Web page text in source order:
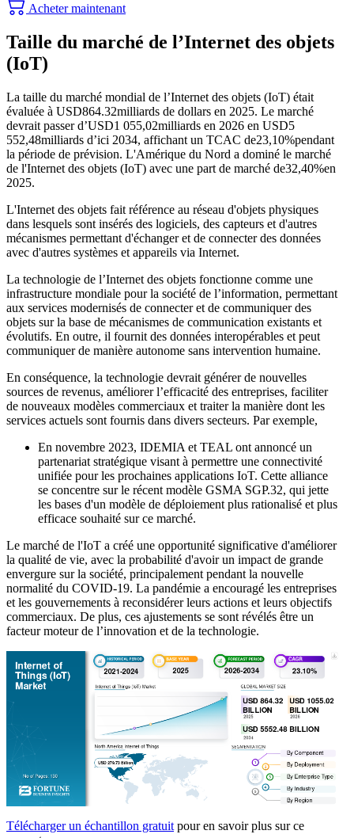
Acheter maintenant
Taille du marché de l’Internet des objets
(IoT)
La taille du marché mondial de l’Internet des objets (IoT) était
évaluée à USD864.32milliards de dollars en 2025. Le marché
devrait passer d’USD1 055,02milliards en 2026 en USD5
552,48milliards d’ici 2034, affichant un TCAC de23,10%pendant
la période de prévision. L'Amérique du Nord a dominé le marché
de l'Internet des objets (IoT) avec une part de marché de32,40%en
2025.
L'Internet des objets fait référence au réseau d'objets physiques
dans lesquels sont insérés des logiciels, des capteurs et d'autres
mécanismes permettant d'échanger et de connecter des données
avec d'autres systèmes et appareils via Internet.
La technologie de l’Internet des objets fonctionne comme une
infrastructure mondiale pour la société de l’information, permettant
aux services modernisés de connecter et de communiquer des
objets sur la base de mécanismes de communication existants et
évolutifs. En outre, il fournit des données interopérables et peut
communiquer de manière autonome sans intervention humaine.
En conséquence, la technologie devrait générer de nouvelles
sources de revenus, améliorer l’efficacité des entreprises, faciliter
de nouveaux modèles commerciaux et traiter la manière dont les
services actuels sont fournis dans divers secteurs. Par exemple,
En novembre 2023, IDEMIA et TEAL ont annoncé un
partenariat stratégique visant à permettre une connectivité
unifiée pour les prochaines applications IoT. Cette alliance
se concentre sur le récent modèle GSMA SGP.32, qui jette
les bases d'un modèle de déploiement plus rationalisé et plus
efficace souhaité sur ce marché.
Le marché de l'IoT a créé une opportunité significative d'améliorer
la qualité de vie, avec la probabilité d'avoir un impact de grande
envergure sur la société, principalement pendant la nouvelle
normalité du COVID-19. La pandémie a encouragé les entreprises
et les gouvernements à reconsidérer leurs actions et leurs objectifs
commerciaux. De plus, ces ajustements se sont révélés être un
facteur moteur de l’innovation et de la technologie.
Télécharger un échantillon gratuit pour en savoir plus sur ce